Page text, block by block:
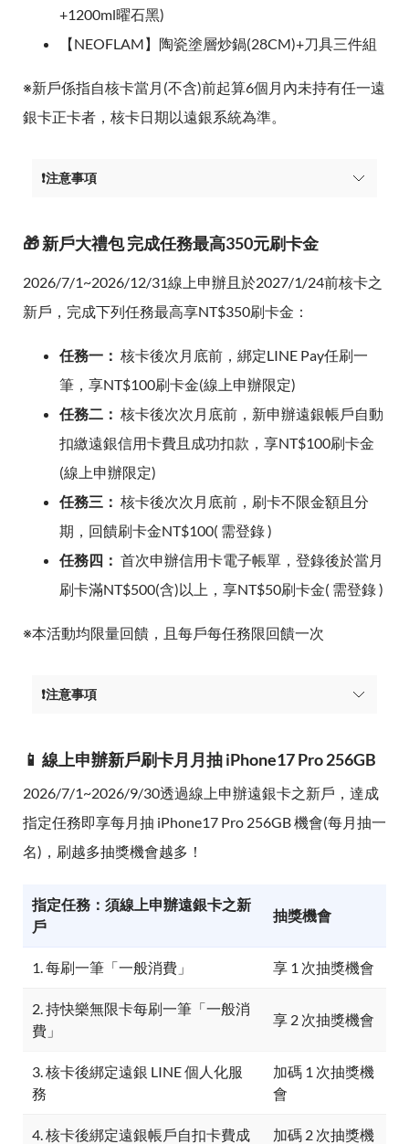
+1200ml曜石黑)
【NEOFLAM】陶瓷塗層炒鍋(28CM)+刀具三件組
※新戶係指自核卡當月(不含)前起算6個月內未持有任一遠
銀卡正卡者，核卡日期以遠銀系統為準。
❗注意事項
🎁 新戶大禮包 完成任務最高350元刷卡金
2026/7/1~2026/12/31線上申辦且於2027/1/24前核卡之
新戶，完成下列任務最高享NT$350刷卡金：
任務一： 核卡後次月底前，綁定LINE Pay任刷一
筆，享NT$100刷卡金(線上申辦限定)
任務二： 核卡後次次月底前，新申辦遠銀帳戶自動
扣繳遠銀信用卡費且成功扣款，享NT$100刷卡金
(線上申辦限定)
任務三： 核卡後次次月底前，刷卡不限金額且分
期，回饋刷卡金NT$100( 需登錄 )
任務四： 首次申辦信用卡電子帳單，登錄後於當月
刷卡滿NT$500(含)以上，享NT$50刷卡金( 需登錄 )
※本活動均限量回饋，且每戶每任務限回饋一次
❗注意事項
📱 線上申辦新戶刷卡月月抽 iPhone17 Pro 256GB
2026/7/1~2026/9/30透過線上申辦遠銀卡之新戶，達成
指定任務即享每月抽 iPhone17 Pro 256GB 機會(每月抽一
名)，刷越多抽獎機會越多！
指定任務：須線上申辦遠銀卡之新
戶
抽獎機會
1. 每刷一筆「一般消費」 享 1 次抽獎機會
2. 持快樂無限卡每刷一筆「一般消
費」
享 2 次抽獎機會
3. 核卡後綁定遠銀 LINE 個人化服
務
加碼 1 次抽獎機
會
4. 核卡後綁定遠銀帳戶自扣卡費成
加碼 2 次抽獎機